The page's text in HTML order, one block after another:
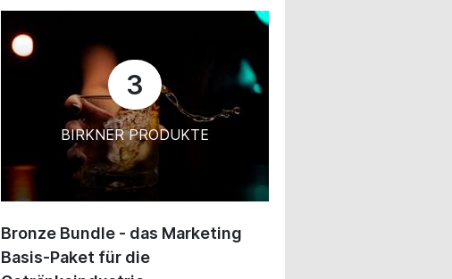
3
BIRKNER PRODUKTE
Bronze Bundle - das Marketing
Basis-Paket für die